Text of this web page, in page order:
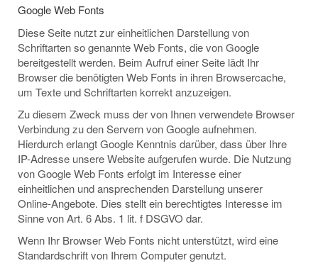
Google Web Fonts
Diese Seite nutzt zur einheitlichen Darstellung von
Schriftarten so genannte Web Fonts, die von Google
bereitgestellt werden. Beim Aufruf einer Seite lädt Ihr
Browser die benötigten Web Fonts in ihren Browsercache,
um Texte und Schriftarten korrekt anzuzeigen.
Zu diesem Zweck muss der von Ihnen verwendete Browser
Verbindung zu den Servern von Google aufnehmen.
Hierdurch erlangt Google Kenntnis darüber, dass über Ihre
IP-Adresse unsere Website aufgerufen wurde. Die Nutzung
von Google Web Fonts erfolgt im Interesse einer
einheitlichen und ansprechenden Darstellung unserer
Online-Angebote. Dies stellt ein berechtigtes Interesse im
Sinne von Art. 6 Abs. 1 lit. f DSGVO dar.
Wenn Ihr Browser Web Fonts nicht unterstützt, wird eine
Standardschrift von Ihrem Computer genutzt.